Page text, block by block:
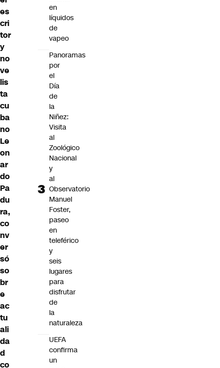
es
cri
tor
y
no
ve
lis
ta
cu
ba
no
Le
on
ar
do
Pa
du
ra,
co
nv
er
só
so
br
e
ac
tu
ali
da
d
co
en
líquidos
de
vapeo
Panoramas
por
el
Día
de
la
Niñez:
Visita
al
Zoológico
Nacional
y
al
Observatorio
Manuel
Foster,
paseo
en
teleférico
y
seis
lugares
para
disfrutar
de
la
naturaleza
UEFA
confirma
un